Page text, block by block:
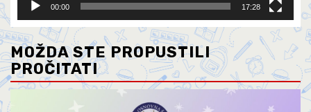
00:00 17:28
MOŽDA STE PROPUSTILI
PROČITATI